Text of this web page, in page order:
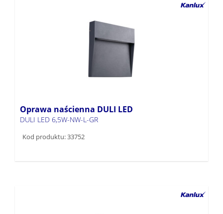
Oprawa naścienna DULI LED
DULI LED 6,5W-NW-L-GR
Kod produktu: 33752